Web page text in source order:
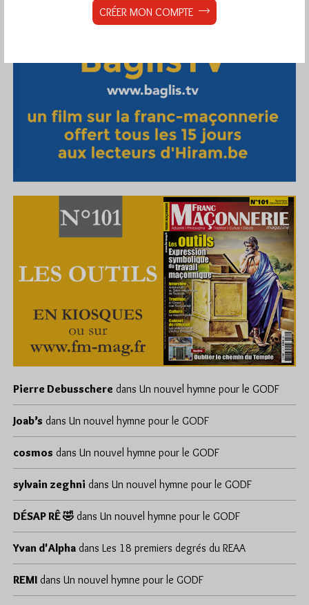
Pierre Debusschere dans Un nouvel hymne pour le GODF
Joab’s dans Un nouvel hymne pour le GODF
cosmos dans Un nouvel hymne pour le GODF
sylvain zeghni dans Un nouvel hymne pour le GODF
DÉSAP RÊ 🤣 dans Un nouvel hymne pour le GODF
Yvan d'Alpha dans Les 18 premiers degrés du REAA
REMI dans Un nouvel hymne pour le GODF
CRÉER MON COMPTE